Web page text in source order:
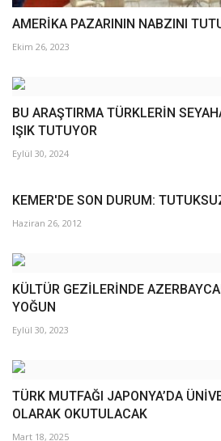
AMERİKA PAZARININ NABZINI
Ekim 26, 2023
BU ARAŞTIRMA TÜRKLERİN
IŞIK TUTUYOR
Eylül 30, 2024
KEMER'DE SON DURUM:
Haziran 26, 2012
KÜLTÜR GEZİLERİNDE
YOĞUN
Eylül 30, 2023
TÜRK MUTFAĞI JAPONYA’DA
OLARAK OKUTULACAK
Mart 18, 2025